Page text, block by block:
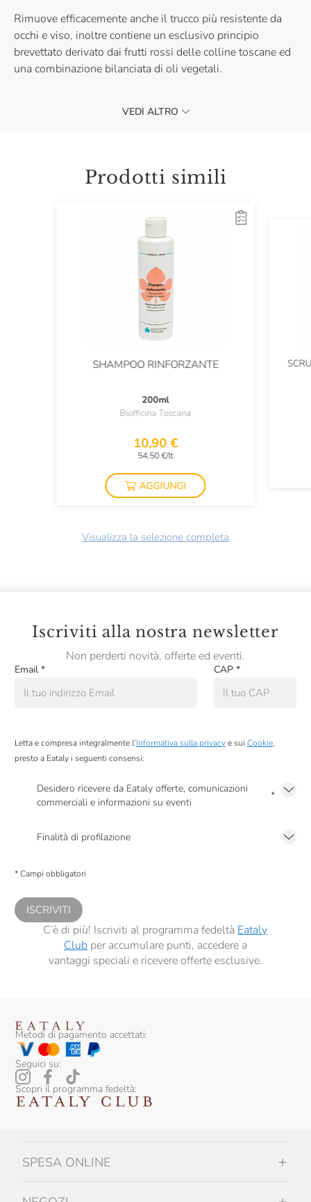
Rimuove efficacemente anche il trucco più resistente da
occhi e viso, inoltre contiene un esclusivo principio
brevettato derivato dai frutti rossi delle colline toscane ed
una combinazione bilanciata di oli vegetali.
il viso. Provalo quotidianamente per mantenere la pelle
VEDI ALTRO
Prodotti simili
SHAMPOO RINFORZANTE
200ml
Biofficina Toscana
10,90 €
54,50 €/lt
AGGIUNGI
Visualizza la selezione completa
Iscriviti alla nostra newsletter
Non perderti novità, offerte ed eventi.
Email * CAP *
Letta e compresa integralmente l’Informativa sulla privacye sui Cookie,
presto a Eataly i seguenti consensi:
Desidero ricevere da Eataly offerte, comunicazioni
commerciali e informazioni su eventi
*
Finalità di profilazione
comunicazioni commerciali personalizzate, in caso di consenso prestato ai
* Campi obbligatori
ISCRIVITI
C’è di più! Iscriviti al programma fedeltà Eataly
Clubper accumulare punti, accedere a
vantaggi speciali e ricevere offerte esclusive.
Metodi di pagamento accettati:
Seguici su:
Scopri il programma fedeltà:
SPESA ONLINE